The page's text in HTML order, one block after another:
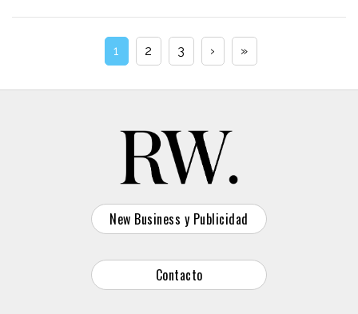
1 2 3 › »
New Business y Publicidad
Contacto